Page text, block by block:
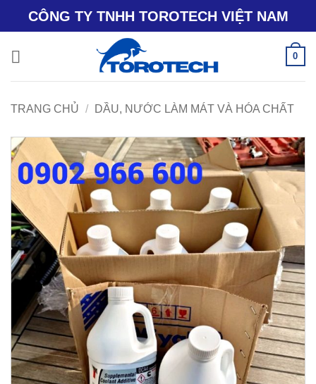
dung
CÔNG TY TNHH TOROTECH VIỆT NAM
0
TRANG CHỦ / DẦU, NƯỚC LÀM MÁT VÀ HÓA CHẤT